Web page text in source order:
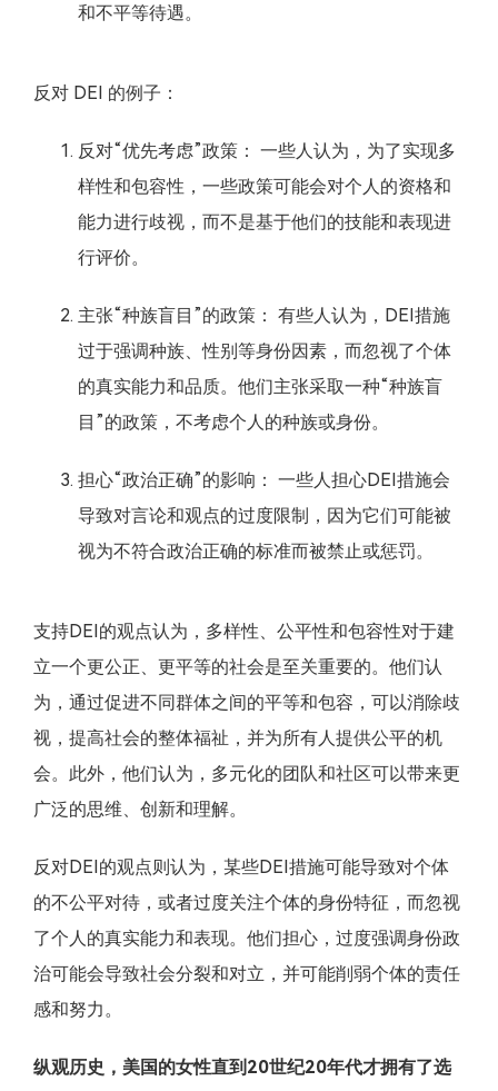
和不平等待遇。
反对 DEI 的例子：
反对“优先考虑”政策： 一些人认为，为了实现多
样性和包容性，一些政策可能会对个人的资格和
能力进行歧视，而不是基于他们的技能和表现进
行评价。
主张“种族盲目”的政策： 有些人认为，DEI措施
过于强调种族、性别等身份因素，而忽视了个体
的真实能力和品质。他们主张采取一种“种族盲
目”的政策，不考虑个人的种族或身份。
担心“政治正确”的影响： 一些人担心DEI措施会
导致对言论和观点的过度限制，因为它们可能被
视为不符合政治正确的标准而被禁止或惩罚。
支持DEI的观点认为，多样性、公平性和包容性对于建
立一个更公正、更平等的社会是至关重要的。他们认
为，通过促进不同群体之间的平等和包容，可以消除歧
视，提高社会的整体福祉，并为所有人提供公平的机
会。此外，他们认为，多元化的团队和社区可以带来更
广泛的思维、创新和理解。
反对DEI的观点则认为，某些DEI措施可能导致对个体
的不公平对待，或者过度关注个体的身份特征，而忽视
了个人的真实能力和表现。他们担心，过度强调身份政
治可能会导致社会分裂和对立，并可能削弱个体的责任
感和努力。
纵观历史，美国的女性直到20世纪20年代才拥有了选